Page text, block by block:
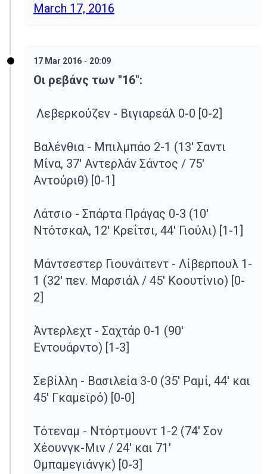
March 17, 2016
17 Mar 2016 - 20:09
Οι ρεβάνς των "16":
Λεβερκούζεν - Βιγιαρεάλ 0-0 [0-2]
Βαλένθια - Μπιλμπάο 2-1 (13' Σαντι
Μίνα, 37' Αντερλάν Σάντος / 75'
Αντούριθ) [0-1]
Λάτσιο - Σπάρτα Πράγας 0-3 (10'
Ντότσκαλ, 12' Κρεΐτσι, 44' Γιούλι) [1-1]
Μάντσεστερ Γιουνάιτεντ - Λίβερπουλ 1-
1 (32' πεν. Μαρσιάλ / 45' Κοουτίνιο) [0-
2]
Άντερλεχτ - Σαχτάρ 0-1 (90'
Εντουάρντο) [1-3]
Σεβίλλη - Βασιλεία 3-0 (35' Ραμί, 44' και
45' Γκαμεϊρό) [0-0]
Τότεναμ - Ντόρτμουντ 1-2 (74' Σον
Χέουνγκ-Μιν / 24' και 71'
Ομπαμεγιάνγκ) [0-3]